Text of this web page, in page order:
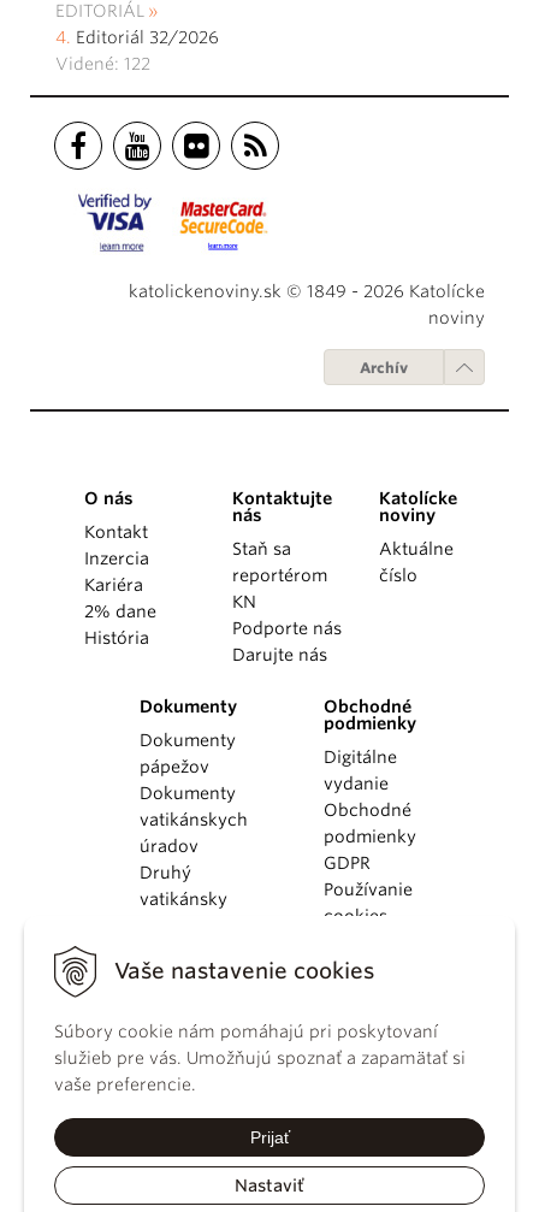
Vaše nastavenie cookies
Súbory cookie nám pomáhajú pri poskytovaní
služieb pre vás. Umožňujú spoznať a zapamätať si
vaše preferencie.
Prijať
Nastaviť
EDITORIÁL
Editoriál 32/2026
Videné: 122
katolickenoviny.sk © 1849 - 2026 Katolícke
noviny
Archív
O nás
Kontakt
Inzercia
Kariéra
2% dane
História
Kontaktujte
nás
Staň sa
reportérom
KN
Podporte nás
Darujte nás
Katolícke
noviny
Aktuálne
číslo
Dokumenty
Dokumenty
pápežov
Dokumenty
vatikánskych
úradov
Druhý
vatikánsky
KBS
kánonického
práva
Katechizmus
Obchodné
podmienky
Digitálne
vydanie
Obchodné
podmienky
GDPR
Používanie
cookies